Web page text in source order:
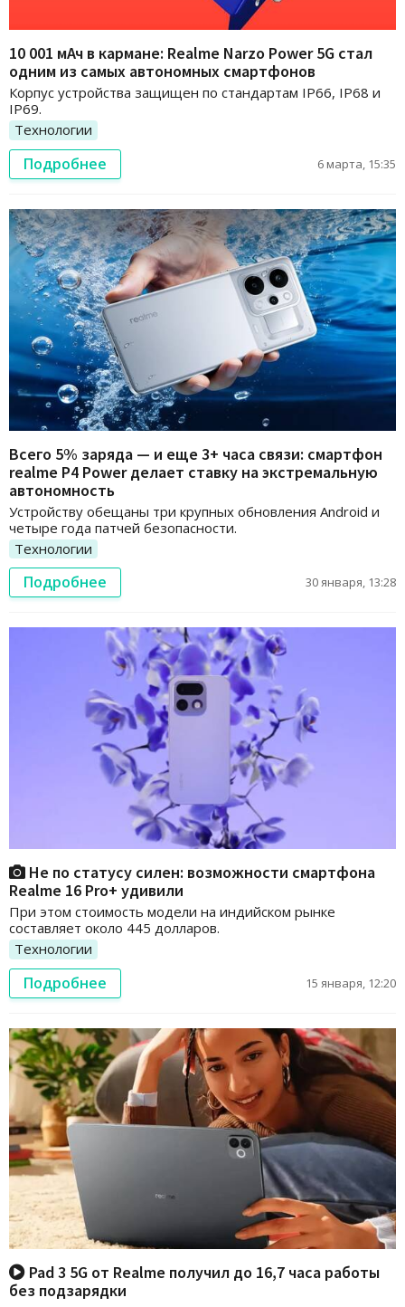
10 001 мАч в кармане: Realme Narzo Power 5G стал
одним из самых автономных смартфонов
Корпус устройства защищен по стандартам IP66, IP68 и
IP69.
Технологии
Подробнее 6 марта, 15:35
Всего 5% заряда — и еще 3+ часа связи: смартфон
realme P4 Power делает ставку на экстремальную
автономность
Устройству обещаны три крупных обновления Android и
четыре года патчей безопасности.
Технологии
Подробнее 30 января, 13:28
Не по статусу силен: возможности смартфона
Realme 16 Pro+ удивили
При этом стоимость модели на индийском рынке
составляет около 445 долларов.
Технологии
Подробнее 15 января, 12:20
Pad 3 5G от Realme получил до 16,7 часа работы
без подзарядки